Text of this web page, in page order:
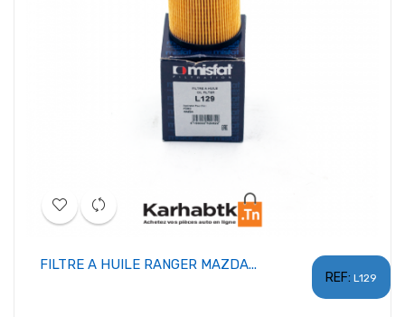
REF: L129
FILTRE A HUILE RANGER MAZDA...